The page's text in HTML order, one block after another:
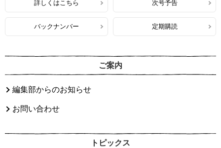
詳しくはこちら 次号予告
バックナンバー 定期購読
ご案内
編集部からのお知らせ
お問い合わせ
トピックス